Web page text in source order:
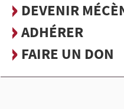
DEVENIR
ADHÉRER
FAIRE UN DON